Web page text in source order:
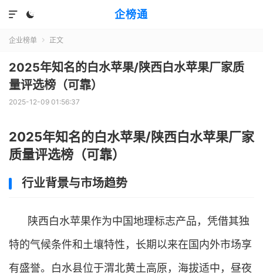
企榜通


企业榜单  正文
2025年知名的白水苹果/陕西白水苹果厂家质
量评选榜（可靠）
2025-12-09 01:56:37
2025年知名的白水苹果/陕西白水苹果厂家
质量评选榜（可靠）
行业背景与市场趋势
陕西白水苹果作为中国地理标志产品，凭借其独
特的气候条件和土壤特性，长期以来在国内外市场享
有盛誉。白水县位于渭北黄土高原，海拔适中，昼夜